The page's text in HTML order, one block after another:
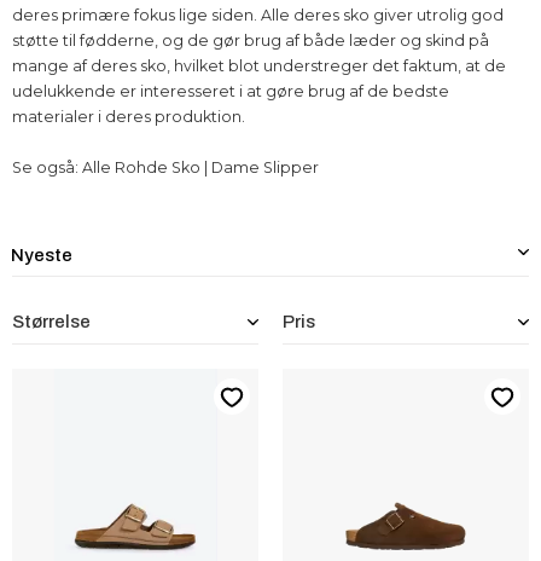
deres primære fokus lige siden. Alle deres sko giver utrolig god
støtte til fødderne, og de gør brug af både læder og skind på
mange af deres sko, hvilket blot understreger det faktum, at de
udelukkende er interesseret i at gøre brug af de bedste
materialer i deres produktion.
Se også: Alle Rohde Sko Dame Slipper
Størrelse Pris